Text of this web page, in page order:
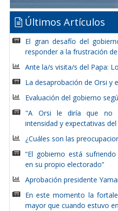
Últimos Artículos
El gran desafío del
responder a la frustración
Ante la/s visita/s del Papa:
La desaprobación de Orsi y
Evaluación del gobierno
"A Orsi le diría que no
intensidad y expectativas
¿Cuáles son las
“El gobierno está
en su propio electorado”
Aprobación presidente
En este momento la
mayor que cuando estuvo